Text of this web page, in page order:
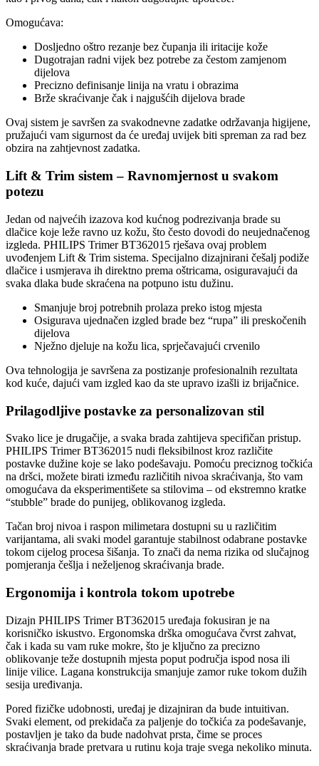
Omogućava:
Dosljedno oštro rezanje bez čupanja ili iritacije kože
Dugotrajan radni vijek bez potrebe za čestom zamjenom
dijelova
Precizno definisanje linija na vratu i obrazima
Brže skraćivanje čak i najgušćih dijelova brade
Ovaj sistem je savršen za svakodnevne zadatke održavanja higijene,
pružajući vam sigurnost da će uređaj uvijek biti spreman za rad bez
obzira na zahtjevnost zadatka.
Lift & Trim sistem – Ravnomjernost u svakom
potezu
Jedan od najvećih izazova kod kućnog podrezivanja brade su
dlačice koje leže ravno uz kožu, što često dovodi do neujednačenog
izgleda. PHILIPS Trimer BT362015 rješava ovaj problem
uvođenjem Lift & Trim sistema. Specijalno dizajnirani češalj podiže
dlačice i usmjerava ih direktno prema oštricama, osiguravajući da
svaka dlaka bude skraćena na potpuno istu dužinu.
Smanjuje broj potrebnih prolaza preko istog mjesta
Osigurava ujednačen izgled brade bez “rupa” ili preskočenih
dijelova
Nježno djeluje na kožu lica, sprječavajući crvenilo
Ova tehnologija je savršena za postizanje profesionalnih rezultata
kod kuće, dajući vam izgled kao da ste upravo izašli iz brijačnice.
Prilagodljive postavke za personalizovan stil
Svako lice je drugačije, a svaka brada zahtijeva specifičan pristup.
PHILIPS Trimer BT362015 nudi fleksibilnost kroz različite
postavke dužine koje se lako podešavaju. Pomoću preciznog točkića
na dršci, možete birati između različitih nivoa skraćivanja, što vam
omogućava da eksperimentišete sa stilovima – od ekstremno kratke
“stubble” brade do punijeg, oblikovanog izgleda.
Tačan broj nivoa i raspon milimetara dostupni su u različitim
varijantama, ali svaki model garantuje stabilnost odabrane postavke
tokom cijelog procesa šišanja. To znači da nema rizika od slučajnog
pomjeranja češlja i neželjenog skraćivanja brade.
Ergonomija i kontrola tokom upotrebe
Dizajn PHILIPS Trimer BT362015 uređaja fokusiran je na
korisničko iskustvo. Ergonomska drška omogućava čvrst zahvat,
čak i kada su vam ruke mokre, što je ključno za precizno
oblikovanje teže dostupnih mjesta poput područja ispod nosa ili
linije vilice. Lagana konstrukcija smanjuje zamor ruke tokom dužih
sesija uređivanja.
Pored fizičke udobnosti, uređaj je dizajniran da bude intuitivan.
Svaki element, od prekidača za paljenje do točkića za podešavanje,
postavljen je tako da bude nadohvat prsta, čime se proces
skraćivanja brade pretvara u rutinu koja traje svega nekoliko minuta.